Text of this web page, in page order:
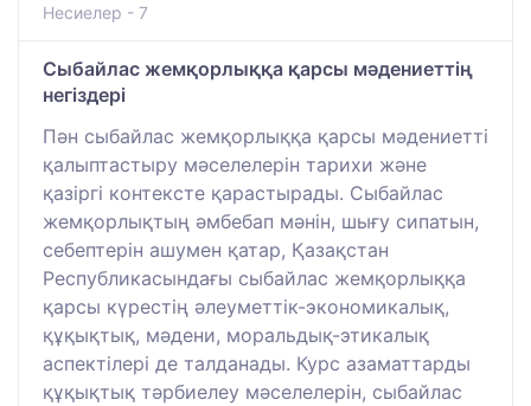
Несиелер - 7
Сыбайлас жемқорлыққа қарсы мәдениеттің
негіздері
Пән сыбайлас жемқорлыққа қарсы мәдениетті
қалыптастыру мәселелерін тарихи және
қазіргі контексте қарастырады. Сыбайлас
жемқорлықтың әмбебап мәнін, шығу сипатын,
себептерін ашумен қатар, Қазақстан
Республикасындағы сыбайлас жемқорлыққа
қарсы күрестің әлеуметтік-экономикалық,
құқықтық, мәдени, моральдық-этикалық
аспектілері де талданады. Курс азаматтарды
құқықтық тәрбиелеу мәселелерін, сыбайлас